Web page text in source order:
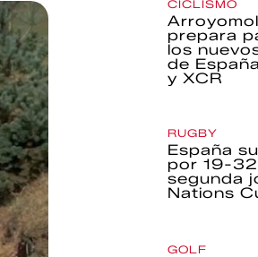
CICLISMO
prepara
los
de
y XCR
RUGBY
España
por 19-32
segunda
Nations
GOLF